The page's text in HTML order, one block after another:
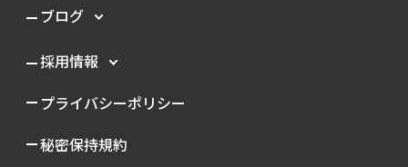
ブログ
採用情報
プライバシーポリシー
秘密保持規約